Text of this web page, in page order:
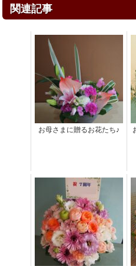
関連記事
お母さまに贈るお花たち♪